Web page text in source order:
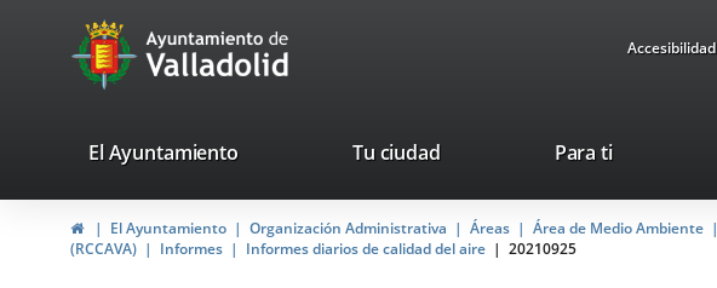
Portal
Web
Ayuntamiento
de
Valladolid
Accesibilidad
valladolid.es
El Ayuntamiento Tu ciudad Para ti
HomeEl Ayuntamiento Organización Administrativa Áreas Área de Medio Ambiente
(RCCAVA)
Informes Informes diarios de calidad del aire 20210925